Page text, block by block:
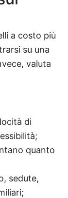
a costo più
su una
valuta
di
quanto
sedute,